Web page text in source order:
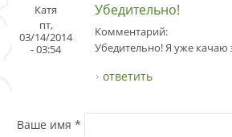
Катя
пт,
03/14/2014
- 03:54
Убедительно!
Комментарий:
Убедительно! Я уже качаю
ответить
Ваше имя *